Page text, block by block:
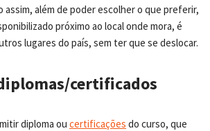
assim, além de poder escolher o que preferir,
próximo ao local onde mora, é
lugares do país, sem ter que se deslocar.
certificados
diploma ou certificações do curso, que